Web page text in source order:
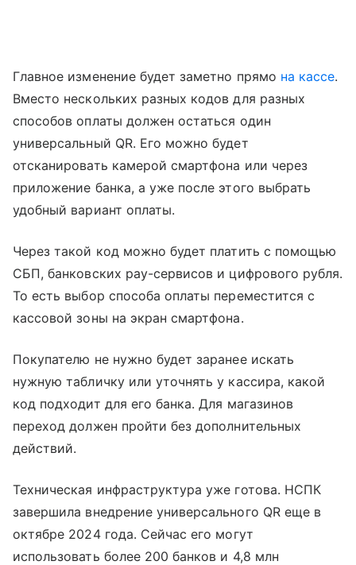
Главное изменение будет заметно прямо на кассе.
Вместо нескольких разных кодов для разных
способов оплаты должен остаться один
универсальный QR. Его можно будет
отсканировать камерой смартфона или через
приложение банка, а уже после этого выбрать
удобный вариант оплаты.
Через такой код можно будет платить с помощью
СБП, банковских pay-сервисов и цифрового рубля.
То есть выбор способа оплаты переместится с
кассовой зоны на экран смартфона.
Покупателю не нужно будет заранее искать
нужную табличку или уточнять у кассира, какой
код подходит для его банка. Для магазинов
переход должен пройти без дополнительных
действий.
Техническая инфраструктура уже готова. НСПК
завершила внедрение универсального QR еще в
октябре 2024 года. Сейчас его могут
использовать более 200 банков и 4,8 млн